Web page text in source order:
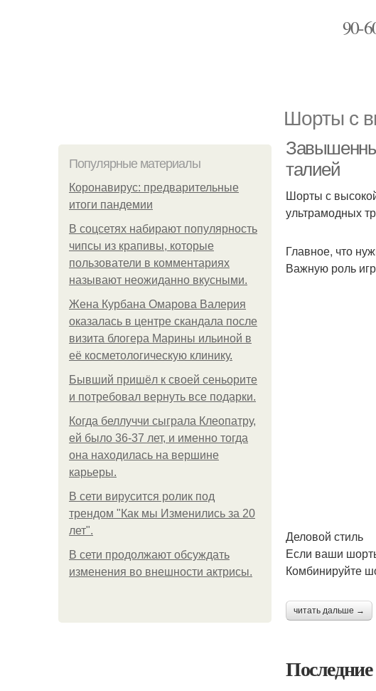
90-
Шорты с
Популярные материалы
Коронавирус: предварительные
итоги пандемии
В соцсетях набирают популярность
чипсы из крапивы, которые
пользователи в комментариях
называют неожиданно вкусными.
Жена Курбана Омарова Валерия
оказалась в центре скандала после
визита блогера Марины ильиной в
её косметологическую клинику.
Бывший пришёл к своей сеньорите
и потребовал вернуть все подарки.
Когда беллуччи сыграла Клеопатру,
ей было 36-37 лет, и именно тогда
она находилась на вершине
карьеры.
В сети вирусится ролик под
трендом "Как мы Изменились за 20
лет".
В сети продолжают обсуждать
изменения во внешности актрисы.
талией
Шорты с
ультрамодных
Главное, что
Важную роль
Деловой стиль
Если ваши
Комбинируйте
читать дальше →